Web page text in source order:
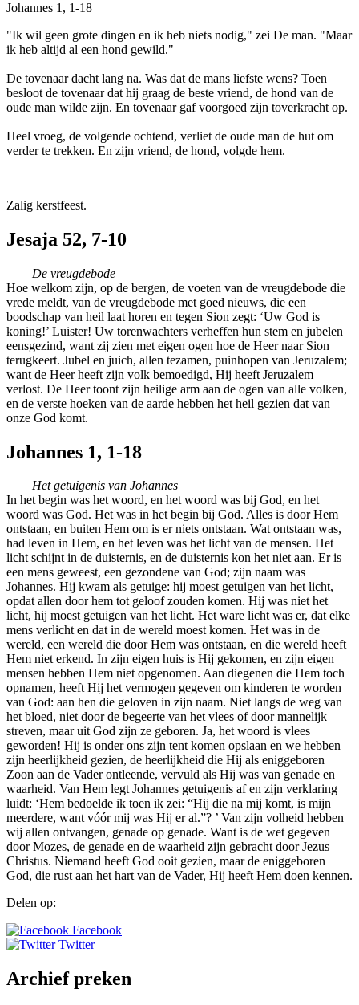
Johannes 1, 1-18
"Ik wil geen grote dingen en ik heb niets nodig," zei De man. "Maar
ik heb altijd al een hond gewild."
De tovenaar dacht lang na. Was dat de mans liefste wens? Toen
besloot de tovenaar dat hij graag de beste vriend, de hond van de
oude man wilde zijn. En tovenaar gaf voorgoed zijn toverkracht op.
Heel vroeg, de volgende ochtend, verliet de oude man de hut om
verder te trekken. En zijn vriend, de hond, volgde hem.
Zalig kerstfeest.
Jesaja 52, 7-10
De vreugdebode
Hoe welkom zijn, op de bergen, de voeten van de vreugdebode die
vrede meldt, van de vreugdebode met goed nieuws, die een
boodschap van heil laat horen en tegen Sion zegt: ‘Uw God is
koning!’ Luister! Uw torenwachters verheffen hun stem en jubelen
eensgezind, want zij zien met eigen ogen hoe de Heer naar Sion
terugkeert. Jubel en juich, allen tezamen, puinhopen van Jeruzalem;
want de Heer heeft zijn volk bemoedigd, Hij heeft Jeruzalem
verlost. De Heer toont zijn heilige arm aan de ogen van alle volken,
en de verste hoeken van de aarde hebben het heil gezien dat van
onze God komt.
Johannes 1, 1-18
Het getuigenis van Johannes
In het begin was het woord, en het woord was bij God, en het
woord was God. Het was in het begin bij God. Alles is door Hem
ontstaan, en buiten Hem om is er niets ontstaan. Wat ontstaan was,
had leven in Hem, en het leven was het licht van de mensen. Het
licht schijnt in de duisternis, en de duisternis kon het niet aan. Er is
een mens geweest, een gezondene van God; zijn naam was
Johannes. Hij kwam als getuige: hij moest getuigen van het licht,
opdat allen door hem tot geloof zouden komen. Hij was niet het
licht, hij moest getuigen van het licht. Het ware licht was er, dat elke
mens verlicht en dat in de wereld moest komen. Het was in de
wereld, een wereld die door Hem was ontstaan, en die wereld heeft
Hem niet erkend. In zijn eigen huis is Hij gekomen, en zijn eigen
mensen hebben Hem niet opgenomen. Aan diegenen die Hem toch
opnamen, heeft Hij het vermogen gegeven om kinderen te worden
van God: aan hen die geloven in zijn naam. Niet langs de weg van
het bloed, niet door de begeerte van het vlees of door mannelijk
streven, maar uit God zijn ze geboren. Ja, het woord is vlees
geworden! Hij is onder ons zijn tent komen opslaan en we hebben
zijn heerlijkheid gezien, de heerlijkheid die Hij als eniggeboren
Zoon aan de Vader ontleende, vervuld als Hij was van genade en
waarheid. Van Hem legt Johannes getuigenis af en zijn verklaring
luidt: ‘Hem bedoelde ik toen ik zei: “Hij die na mij komt, is mijn
meerdere, want vóór mij was Hij er al.”? ’ Van zijn volheid hebben
wij allen ontvangen, genade op genade. Want is de wet gegeven
door Mozes, de genade en de waarheid zijn gebracht door Jezus
Christus. Niemand heeft God ooit gezien, maar de eniggeboren
God, die rust aan het hart van de Vader, Hij heeft Hem doen kennen.
Delen op:
Facebook
Twitter
Archief preken